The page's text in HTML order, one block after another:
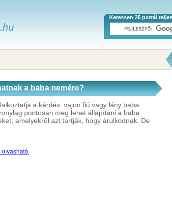
Keressen 25 portál
a baba nemére?
a kérdés: vajon fiú vagy lány baba
pontosan meg lehet állapítani a baba
amelyekről azt tartják, hogy árulkodnak. De
olvasható.